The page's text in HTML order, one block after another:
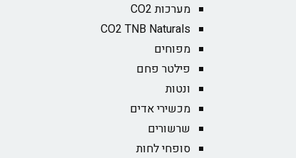
מערכות CO2
CO2 TNB Naturals
מפוחים
פילטר פחם
ונטות
מכשירי אדים
שרשורים
סופחי לחות